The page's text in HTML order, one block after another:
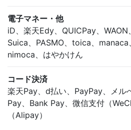
電子マネー・他
iD、楽天Edy、QUICPay、WAON
Suica、PASMO、toica、manaca
nimoca、はやかけん
コード決済
楽天Pay、d払い、PayPay、メル
Pay、Bank Pay、微信支付（
（Alipay）